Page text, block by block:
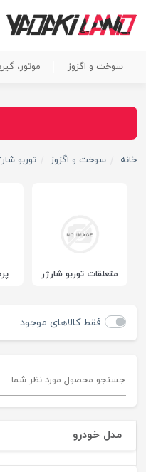
سوخت و اگزوز موتور،
خانه سوخت و اگزوز توربو
متعلقات توربو شارژر
فقط کالاهای موجود
مدل خودرو